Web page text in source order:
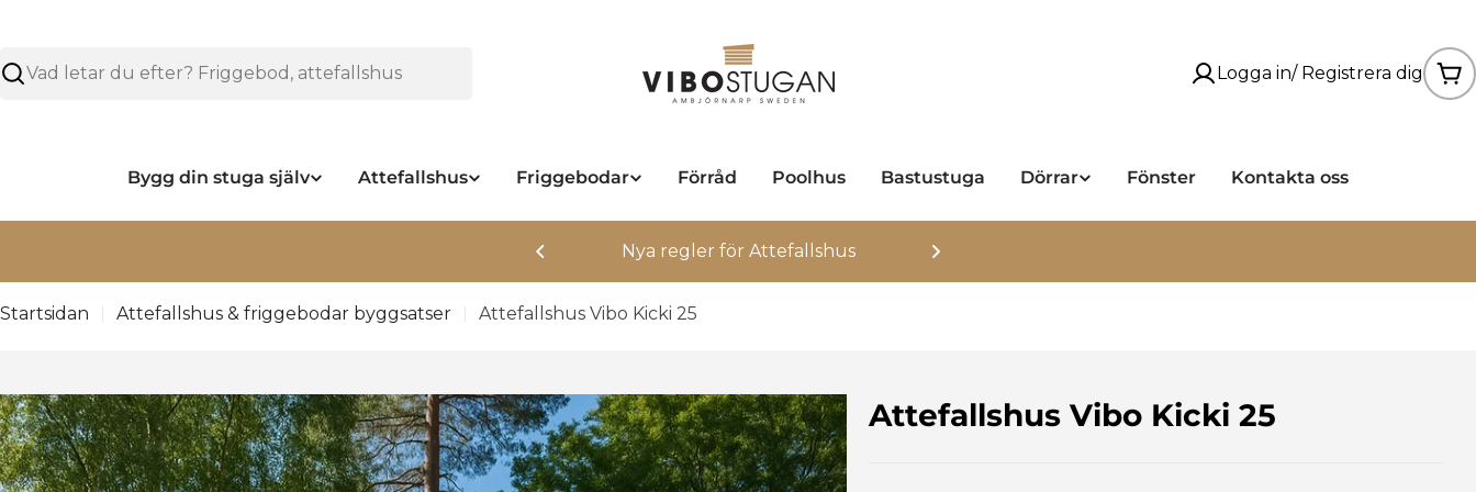
Sök
Logga in/ Registrera dig
Bygg din stuga själv Attefallshus Friggebodar Förråd Poolhus Bastustuga Dörrar Fönster Kontakta oss
Nya regler för Attefallshus
Startsidan Attefallshus & friggebodar byggsatser Attefallshus Vibo Kicki 25
Hoppa
över
Attefallshus Vibo Kicki 25